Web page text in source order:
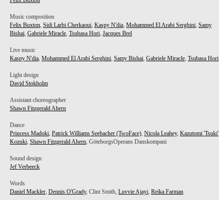
Music composition
Felix Buxton, Sidi Larbi Cherkaoui, Kaspy N'dia, Mohammed El Arabi Serghini, Samy
Bishai, Gabriele Miracle, Tsubasa Hori, Jacques Brel
Live music
Kaspy N'dia, Mohammed El Arabi Serghini, Samy Bishai, Gabriele Miracle, Tsubasa Hori
Light design
David Stokholm
Assistant choreographer
Shawn Fitzgerald Ahern
Dance
Princess Madoki, Patrick Williams Seebacher (TwoFace), Nicola Leahey, Kazutomi 'Tsuki'
Kozuki, Shawn Fitzgerald Ahern, GöteborgsOperans Danskompani
Sound design
Jef Verbeeck
Words
Daniel Mackler, Dennis O'Grady, Clint Smith, Luvvie Ajayi, Reika Farman